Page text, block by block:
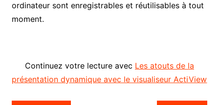
ordinateur sont enregistrables et réutilisables à tout
moment.
Continuez votre lecture avec Les atouts de la
présentation dynamique avec le visualiseur ActiView